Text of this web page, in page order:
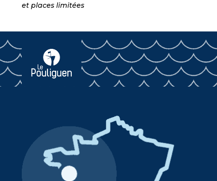
et places limitées